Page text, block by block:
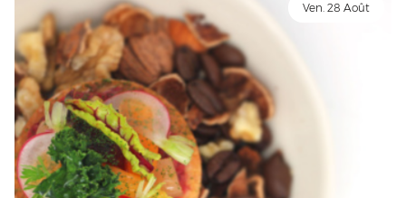
Ven. 28 Août